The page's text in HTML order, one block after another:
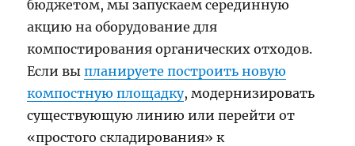
бюджетом, мы запускаем серединную
акцию на оборудование для
компостирования органических отходов.
Если выпланируете построить новую
компостную площадку, модернизировать
существующую линию или перейти от
«простого складирования» к